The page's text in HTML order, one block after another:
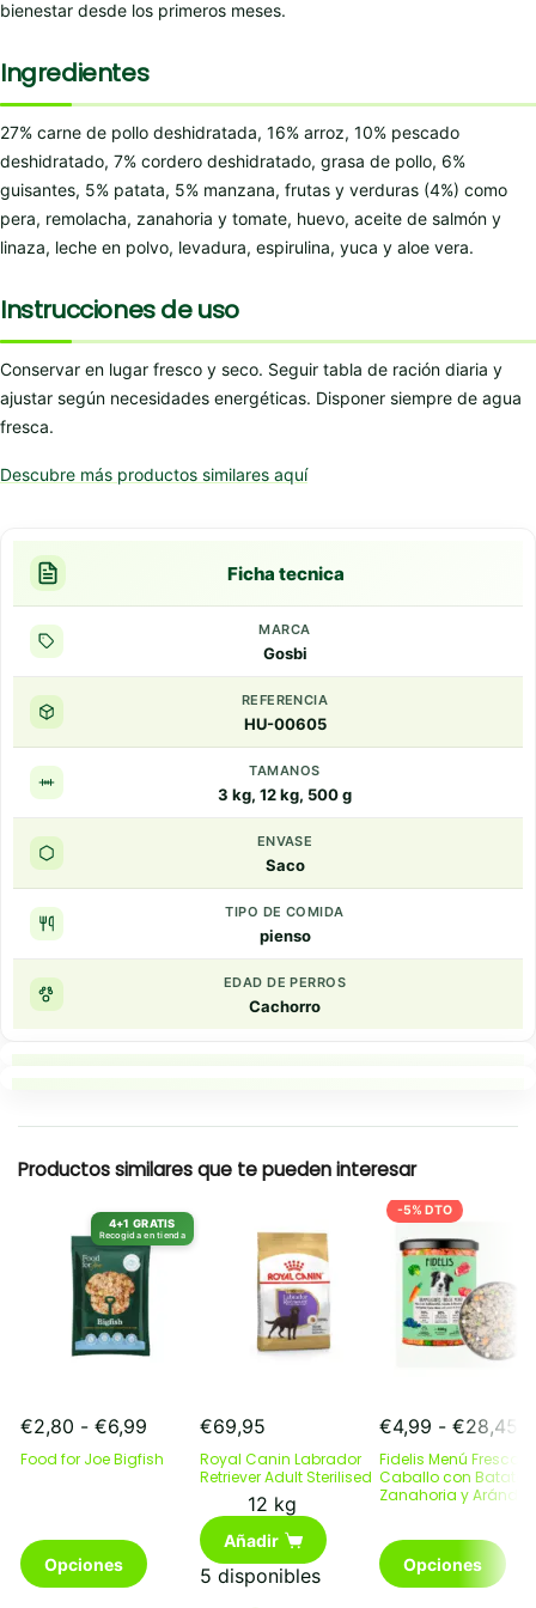
bienestar desde los primeros meses.
Ingredientes
27% carne de pollo deshidratada, 16% arroz, 10% pescado
deshidratado, 7% cordero deshidratado, grasa de pollo, 6%
guisantes, 5% patata, 5% manzana, frutas y verduras (4%) como
pera, remolacha, zanahoria y tomate, huevo, aceite de salmón y
linaza, leche en polvo, levadura, espirulina, yuca y aloe vera.
Instrucciones de uso
Conservar en lugar fresco y seco. Seguir tabla de ración diaria y
ajustar según necesidades energéticas. Disponer siempre de agua
fresca.
Descubre más productos similares aquí
Ficha tecnica
MARCA
Gosbi
REFERENCIA
HU-00605
TAMANOS
3 kg, 12 kg, 500 g
ENVASE
Saco
TIPO DE COMIDA
pienso
EDAD DE PERROS
Cachorro
Productos similares que te pueden interesar
€2,80 - €6,99 Rango
de
precios:
€6,99
4+1 GRATIS
Recogida en tienda
Food for Joe Bigfish
Opciones
Este
producto
€69,95
Royal Canin Labrador
Retriever Adult Sterilised
12 kg
Añadir
5 disponibles
-5% DTO
€4,99 - €28,45
Fidelis Menú Fresco
Caballo con Batata,
Zanahoria y
Opciones
Este
producto